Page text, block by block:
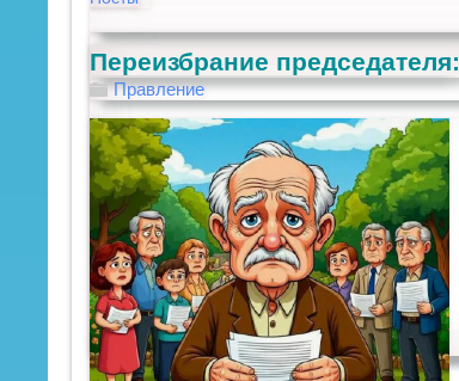
Переизбрание председателя:
Правление